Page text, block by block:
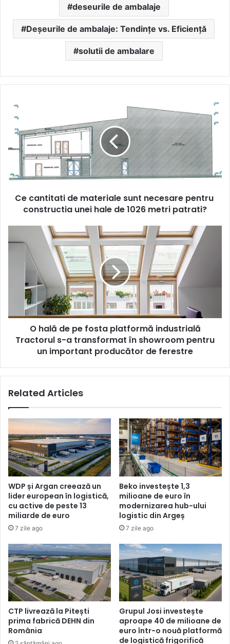
deseurile de ambalaje
Deșeurile de ambalaje: Tendințe vs. Eficiență
solutii de ambalare
cantitati
materiale
sunt
necesare
pentru
constructia
hale
patrati?
Ce cantitati de materiale sunt necesare pentru
constructia unei hale de 1026 metri patrati?
hală
platformă
industrială
Tractorul
s-
transformat
pentru
important
ferestre
O hală de pe fosta platformă industrială
Tractorul s-a transformat în showroom pentru
un important producător de ferestre
Related Articles
WDP și Argan creează un
lider european în logistică,
cu active de peste 13
miliarde de euro
7 zile ago
Beko investește 1,3
milioane de euro în
modernizarea hub-ului
logistic din Argeș
7 zile ago
CTP livrează la Pitești
prima fabrică DEHN din
România
Grupul Josi investește
aproape 40 de milioane de
euro într-o nouă platformă
de logistică frigorifică